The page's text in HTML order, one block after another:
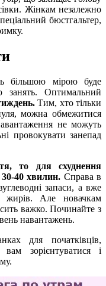
Жінкам незалежно
бюстгальтер,
більшою мірою буде
занять. Оптимальний
Тим, хто тільки
можна обмежитися
не можуть
провокувати занепад
то для схуднення
40 хвилин. Справа в
запаси, а вже
жирів. Але новачкам
важко. Починайте з
навантажень.
для початківців,
зорієнтуватися і